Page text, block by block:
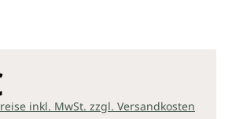
inkl. MwSt. zzgl. Versandkosten